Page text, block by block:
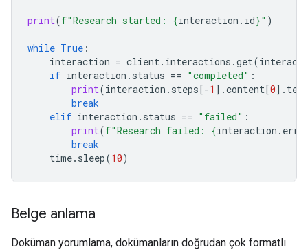
print(f"Research started: {interaction . id}" )
while True :
interaction = client. interactions .get(
if interaction . status == "completed" :
print(interaction . steps[-1 ] .content[0] . text
break
elif interaction . status == "failed" :
print(f"Research failed: {interaction .
break
time. sleep(10)
Belge anlama
Doküman yorumlama, dokümanların doğrudan çok formatlı